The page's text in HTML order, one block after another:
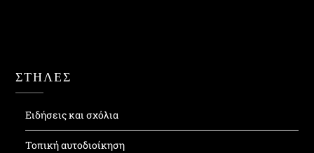
ΣΤΗΛΕΣ
Ειδήσεις και σχόλια
Τοπική αυτοδιοίκηση